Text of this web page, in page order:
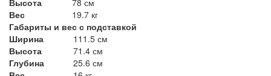
Вес
19.7 кг
Габариты и вес с подставкой
Ширина
111.5 см
Высота
71.4 см
Глубина
25.6 см